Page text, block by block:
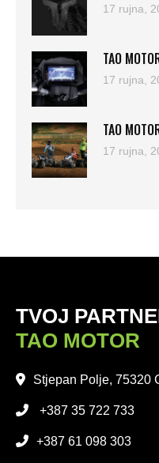
17 rujna,
TAO
17 rujna,
TAO
17 rujna,
TVOJ
TAO MOTOR
Stjepan Polje, 75320
+387 35 722 733
+387 61 098 303